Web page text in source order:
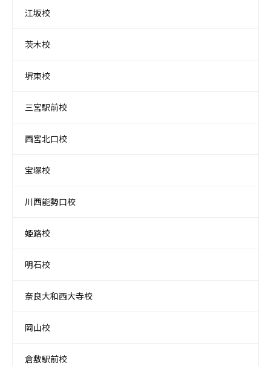
江坂校
茨木校
堺東校
三宮駅前校
西宮北口校
宝塚校
川西能勢口校
姫路校
明石校
奈良大和西大寺校
岡山校
倉敷駅前校